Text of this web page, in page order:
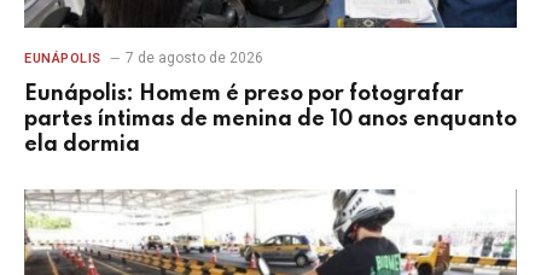
EUNÁPOLIS 7 de agosto de 2026
Eunápolis: Homem é preso por fotografar
partes íntimas de menina de 10 anos enquanto
ela dormia